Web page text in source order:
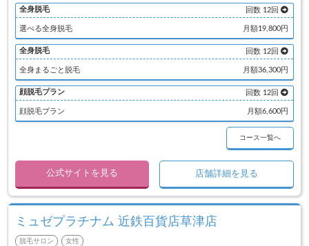
全身脱毛 回数 12回
選べる全身脱毛 月額19,800円
全身脱毛 回数 12回
全身まるごと脱毛 月額36,300円
顔脱毛プラン 回数 12回
顔脱毛プラン 月額6,600円
コース一覧へ
公式サイトを見る 店舗詳細を見る
ミュゼプラチナム 近鉄百貨店草津店
脱毛サロン 女性